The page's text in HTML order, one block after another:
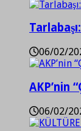
06/02/
AKP’nin
06/02/